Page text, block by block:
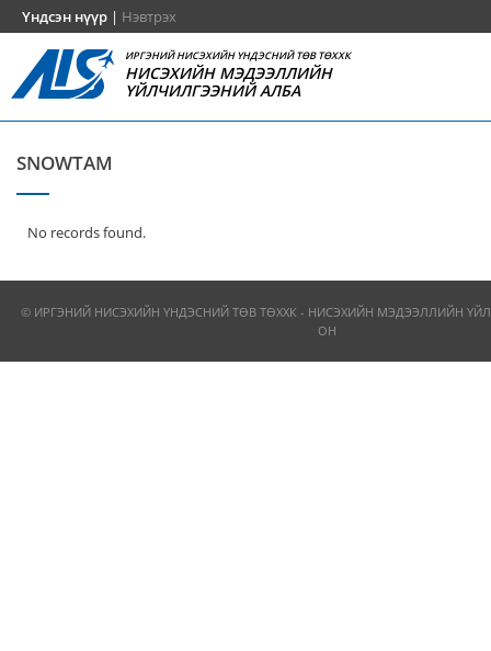
Үндсэн нүүр | Нэвтрэх
ИРГЭНИЙ НИСЭХИЙН ҮНДЭСНИЙ ТӨВ ТӨХХК
НИСЭХИЙН МЭДЭЭЛЛИЙН
ҮЙЛЧИЛГЭЭНИЙ АЛБА
SNOWTAM
No records found.
© ИРГЭНИЙ НИСЭХИЙН ҮНДЭСНИЙ ТӨВ ТӨХХК - НИСЭХИЙН МЭДЭЭЛЛИЙН
ОН